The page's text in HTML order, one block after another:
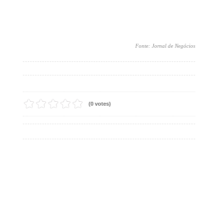
Fonte: Jornal de Negócios
(0 votes)